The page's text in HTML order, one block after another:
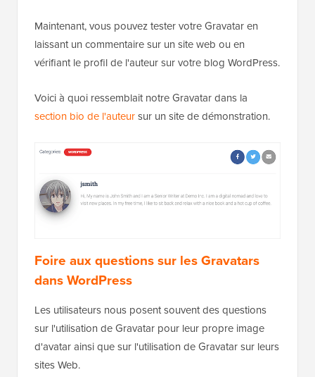
Maintenant, vous pouvez tester votre Gravatar en
laissant un commentaire sur un site web ou en
vérifiant le profil de l'auteur sur votre blog WordPress.
Voici à quoi ressemblait notre Gravatar dans la
section bio de l'auteursur un site de démonstration.
Foire aux questions sur les Gravatars
dans WordPress
Les utilisateurs nous posent souvent des questions
sur l'utilisation de Gravatar pour leur propre image
d'avatar ainsi que sur l'utilisation de Gravatar sur leurs
sites Web.